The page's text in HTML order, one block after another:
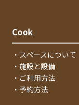
Cook
・スペースについて
・施設と設備
・ご利用方法
・予約方法